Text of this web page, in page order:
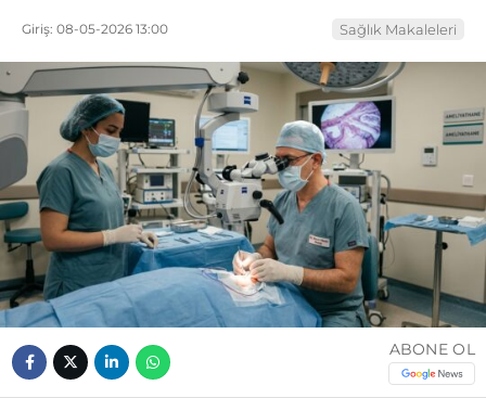
Giriş: 08-05-2026 13:00 Sağlık Makaleleri
ABONE OL